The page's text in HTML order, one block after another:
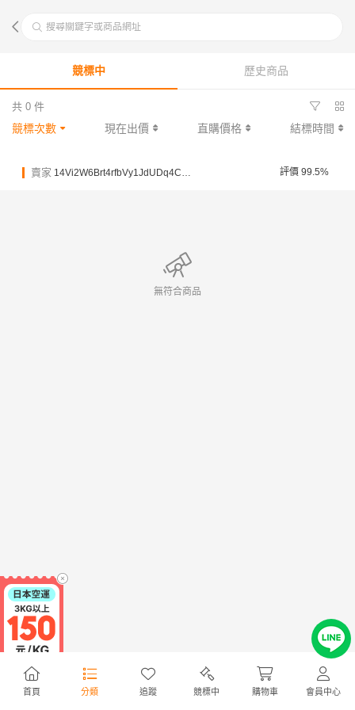
搜尋關鍵字或商品網址
首頁 分類 追蹤 競標中 購物車 會員中心
競標中 歷史商品
共 0 件
競標次數 現在出價 直購價格 結標時間
賣家 14Vi2W6Brt4rfbVy1JdUDq4C3moAZ 評價 99.5%
無符合商品